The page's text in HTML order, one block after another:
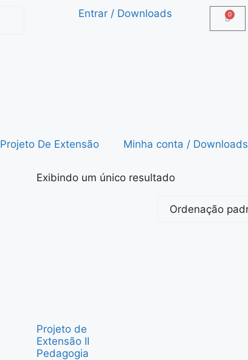
Entrar / Downloads 0
Projeto De Extensão Minha conta / Downloads
Exibindo um único resultado
Projeto de
Extensão II
Pedagogia